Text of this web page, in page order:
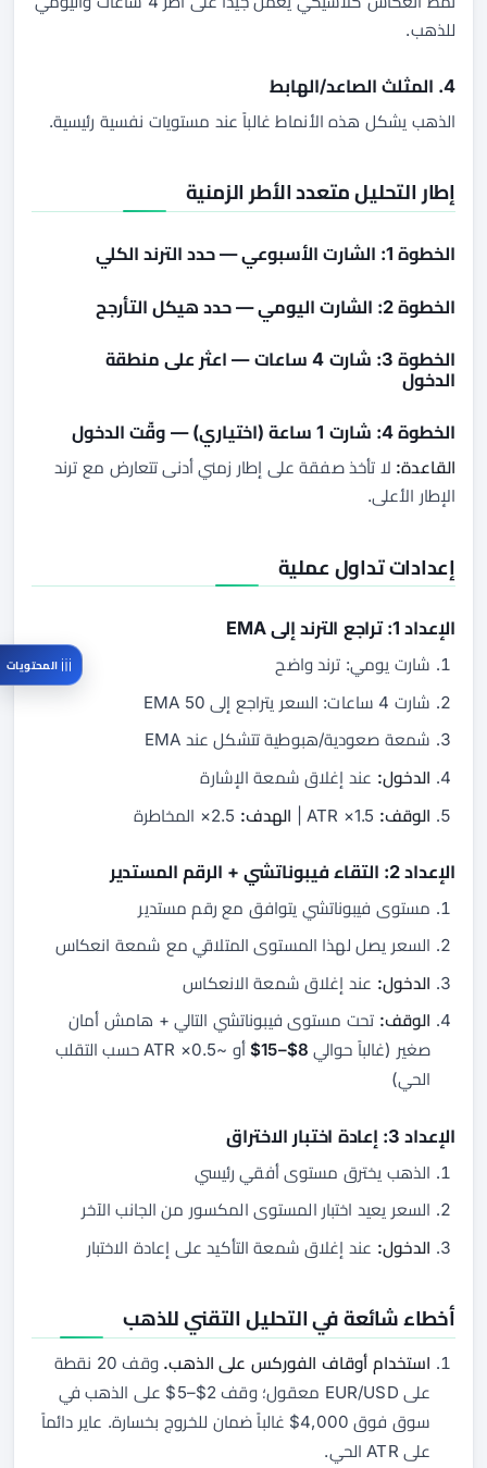
للذهب.
4. المثلث الصاعد/الهابط
الذهب يشكل هذه الأنماط غالباً عند مستويات نفسية رئيسية.
إطار التحليل متعدد الأطر الزمنية
الخطوة 1: الشارت الأسبوعي — حدد الترند الكلي
الخطوة 2: الشارت اليومي — حدد هيكل التأرجح
الخطوة 3: شارت 4 ساعات — اعثر على منطقة
الدخول
الخطوة 4: شارت 1 ساعة (اختياري) — وقّت الدخول
القاعدة: لا تأخذ صفقة على إطار زمني أدنى تتعارض مع ترند
الإطار الأعلى.
إعدادات تداول عملية
الإعداد 1: تراجع الترند إلى EMA
شارت يومي: ترند واضح
شارت 4 ساعات: السعر يتراجع إلى 50 EMA
شمعة صعودية/هبوطية تتشكل عند EMA
الدخول: عند إغلاق شمعة الإشارة
الوقف:
الهدف:
الإعداد 2: التقاء فيبوناتشي + الرقم المستدير
مستوى فيبوناتشي يتوافق مع رقم مستدير
السعر يصل لهذا المستوى المتلاقي مع شمعة انعكاس
الدخول: عند إغلاق شمعة الانعكاس
الوقف: تحت مستوى فيبوناتشي التالي + هامش أمان
صغير (غالباً حوالي 8$–15$
أو ~0.5× ATR حسب التقلب
الحي)
الإعداد 3: إعادة اختبار الاختراق
الذهب يخترق مستوى أفقي رئيسي
السعر يعيد اختبار المستوى المكسور من الجانب الآخر
الدخول: عند إغلاق شمعة التأكيد على إعادة الاختبار
أخطاء شائعة في التحليل التقني للذهب
استخدام أوقاف الفوركس على الذهب.
وقف 20 نقطة
على EUR/USD معقول؛ وقف 2$–5$ على الذهب في
سوق فوق 4,000$ غالباً ضمان للخروج بخسارة. عاير دائماً
على ATR الحي.
المحتويات